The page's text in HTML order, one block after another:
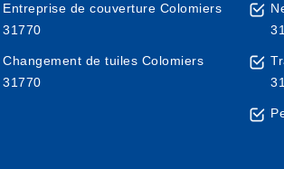
Entreprise de couverture Colomiers
31770
Changement de tuiles Colomiers
31770